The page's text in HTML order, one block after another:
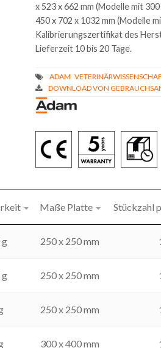
x 523 x 662 mm (Modelle mit
450 x 702 x 1032 mm (Modelle
Kalibrierungszertifikat des
Lieferzeit 10 bis 20 Tage.
DOWNLOAD VON
Maße Platte Stückzahl
g 250 x 250 mm
g 250 x 250 mm
250 x 250 mm
300 x 400 mm